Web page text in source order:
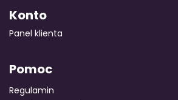
Konto
Panel klienta
Pomoc
Regulamin